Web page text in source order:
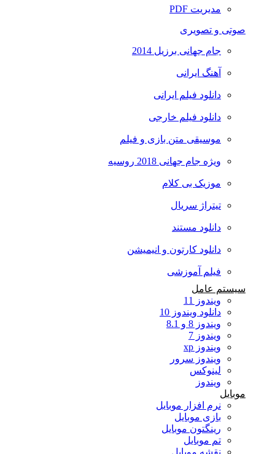
مدیریت PDF
صوتی و تصویری
جام جهانی برزیل 2014
آهنگ ایرانی
دانلود فیلم ایرانی
دانلود فیلم خارجی
موسیقی متن بازی و فیلم
ویژه جام جهانی 2018 روسیه
موزیک بی کلام
تیتراژ سریال
دانلود مستند
دانلود کارتون و انیمیشن
فیلم آموزشی
سیستم عامل
ویندوز 11
دانلود ویندوز 10
ویندوز 8 و 8.1
ویندوز 7
ویندوز xp
ویندوز سرور
لینوکس
ویندوز
موبایل
نرم افزار موبایل
بازی موبایل
رینگتون موبایل
تم موبایل
نقشه موبایل